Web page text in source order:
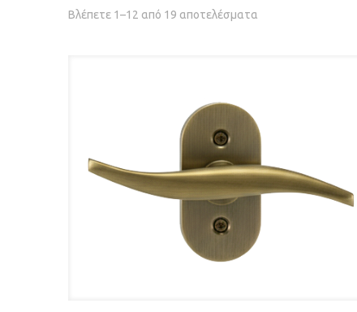
Βλέπετε 1–12 από 19 αποτελέσματα